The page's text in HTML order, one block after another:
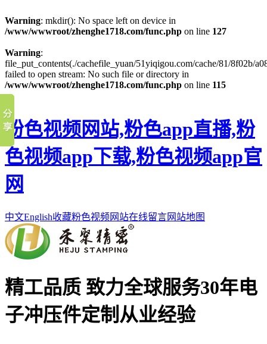
Warning: mkdir(): No space left on device in
/www/wwwroot/zhenghe1718.com/func.php on line 127
Warning:
file_put_contents(./cachefile_yuan/51yiqigou.com/cache/81/8f02b/
failed to open stream: No such file or directory in
/www/wwwroot/zhenghe1718.com/func.php on line 115
粉色视频网站,粉色app直播,粉
色视频app下载,粉色视频app官
网
中文English收藏粉色视频网站在线留言网站地图
精工品质 致力全球服务30年电
子冲压件定制从业经验